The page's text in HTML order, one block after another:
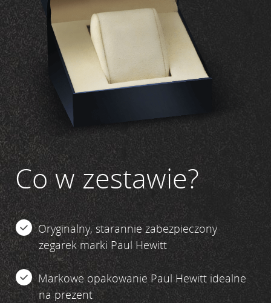
Co w zestawie?
Oryginalny, starannie zabezpieczony
zegarek marki Paul Hewitt
Markowe opakowanie Paul Hewitt idealne
na prezent